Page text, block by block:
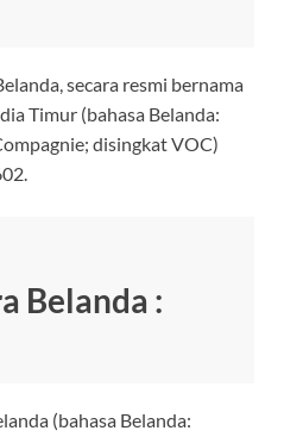
secara resmi bernama
Timur (bahasa Belanda:
disingkat VOC)
Belanda :
(bahasa Belanda: